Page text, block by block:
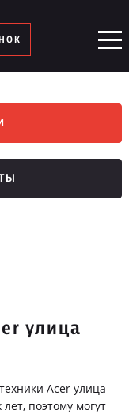
улица
Acer улица
поэтому могут